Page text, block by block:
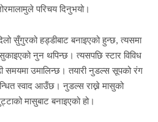
परिचय दिनुभयो।
सुँगुरको हड्डीबाट बनाइएको हुन्छ, त्यसमा
नुन थपिन्छ। त्यसपछि स्टार विविध
समयमा उमालिन्छ। तयारी नुडल्स सूपको रंग
स्वाद आउँछ। नुडल्स राख्ने मासुको
मासुबाट बनाइएको हो।